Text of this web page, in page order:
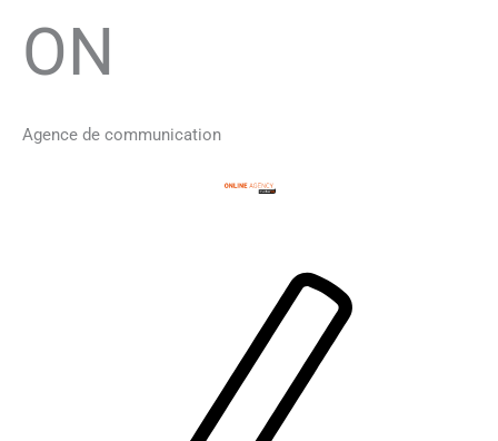
ON
Agence de communication